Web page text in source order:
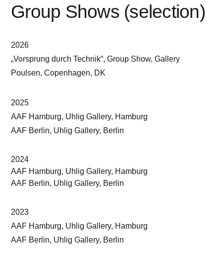
Group Shows (selection)
2026
„Vorsprung durch Technik“, Group Show, Gallery
Poulsen, Copenhagen, DK
2025
AAF Hamburg, Uhlig Gallery, Hamburg
AAF Berlin, Uhlig Gallery, Berlin
2024
AAF Hamburg, Uhlig Gallery, Hamburg
AAF Berlin, Uhlig Gallery, Berlin
2023
AAF Hamburg, Uhlig Gallery, Hamburg
AAF Berlin, Uhlig Gallery, Berlin